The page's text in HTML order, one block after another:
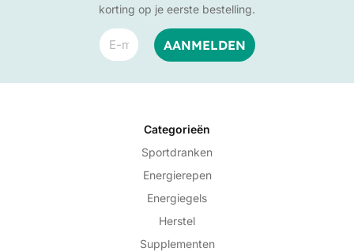
korting op je eerste bestelling.
Categorieën
Sportdranken
Energierepen
Energiegels
Herstel
Supplementen